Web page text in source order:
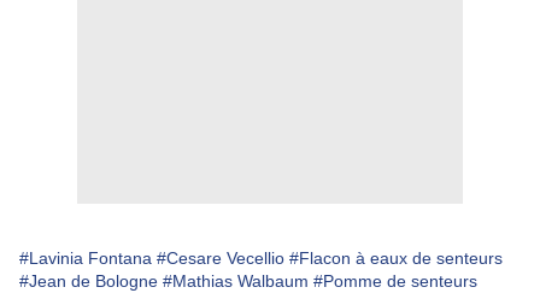
#Lavinia Fontana #Cesare Vecellio #Flacon à eaux de senteurs
#Jean de Bologne #Mathias Walbaum #Pomme de senteurs